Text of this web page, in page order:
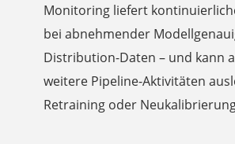
Monitoring liefert
bei abnehmender
Distribution-Daten – und kann
weitere Pipeline-Aktivitäten
Retraining oder